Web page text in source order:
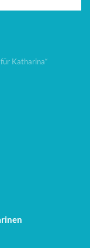
Katharina“